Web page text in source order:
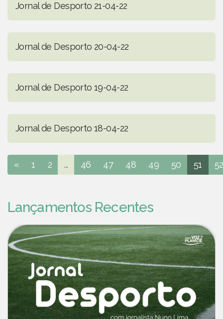
Jornal de Desporto 21-04-22
Jornal de Desporto 20-04-22
Jornal de Desporto 19-04-22
Jornal de Desporto 18-04-22
« 1 2 ... 46 47 48 49 50 51 52
Lançamentos Recentes